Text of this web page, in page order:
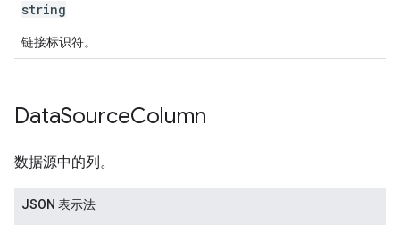
string
链接标识符。
DataSourceColumn
数据源中的列。
JSON 表示法